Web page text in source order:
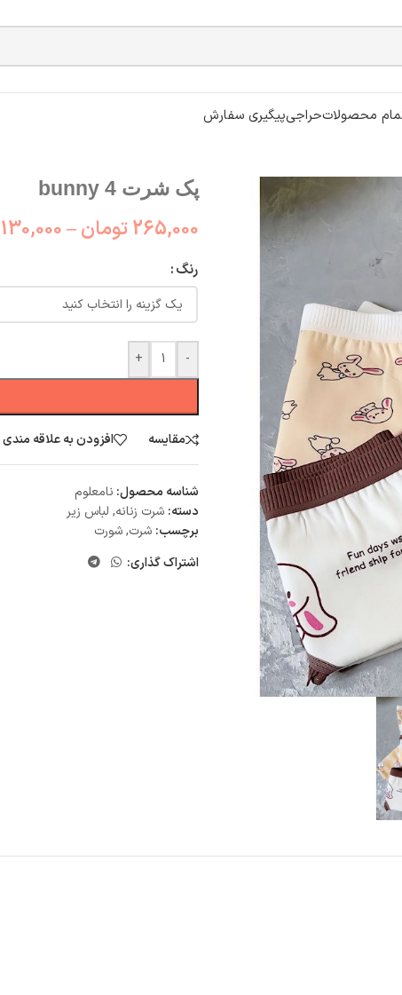
محصولاتحراجیپیگیری سفارش
پک شرت bunny 4
265,000تومان–
130,000
رنگ
-
+
مقایسه افزودن به علاقه مندی
شناسه محصول: نامعلوم
دسته: شرت زنانه, لباس زیر
برچسب: شرت,شورت
اشتراک گذاری: